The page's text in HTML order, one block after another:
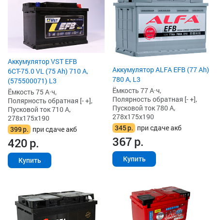
Аккумулятор VST EFB
6СТ-75.0 VL (75 Ah) 710 А,
(575500071) L3
Ёмкость 75 А·ч,
Полярность обратная [- +],
Пусковой ток 710 А,
278x175x190
399р. при сдаче акб
420р.
Купить
Аккумулятор ALFA EFB (77 Ah)
780 А, L3
Ёмкость 77 А·ч,
Полярность обратная [- +],
Пусковой ток 780 А,
278x175x190
345р. при сдаче акб
367р.
Купить